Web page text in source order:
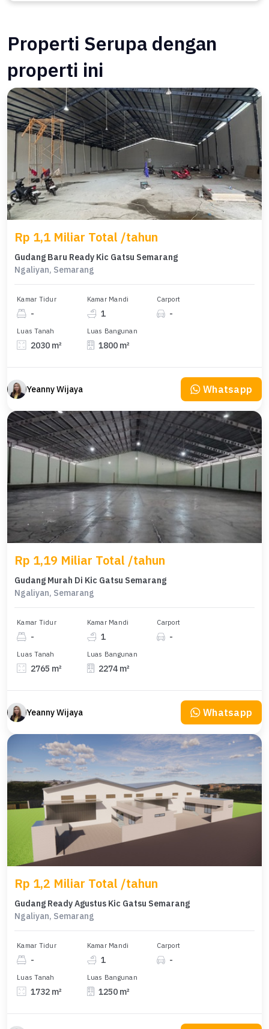
Properti Serupa dengan
properti ini
Rp 1,1 Miliar Total /tahun
Gudang Baru Ready Kic Gatsu Semarang
Ngaliyan, Semarang
Kamar Tidur
-
Kamar Mandi
1
Carport
-
Luas Tanah
2030 m²
Luas Bangunan
1800 m²
Yeanny Wijaya Whatsapp
Rp 1,19 Miliar Total /tahun
Gudang Murah Di Kic Gatsu Semarang
Ngaliyan, Semarang
Kamar Tidur
-
Kamar Mandi
1
Carport
-
Luas Tanah
2765 m²
Luas Bangunan
2274 m²
Yeanny Wijaya Whatsapp
Rp 1,2 Miliar Total /tahun
Gudang Ready Agustus Kic Gatsu Semarang
Ngaliyan, Semarang
Kamar Tidur
-
Kamar Mandi
1
Carport
-
Luas Tanah
1732 m²
Luas Bangunan
1250 m²